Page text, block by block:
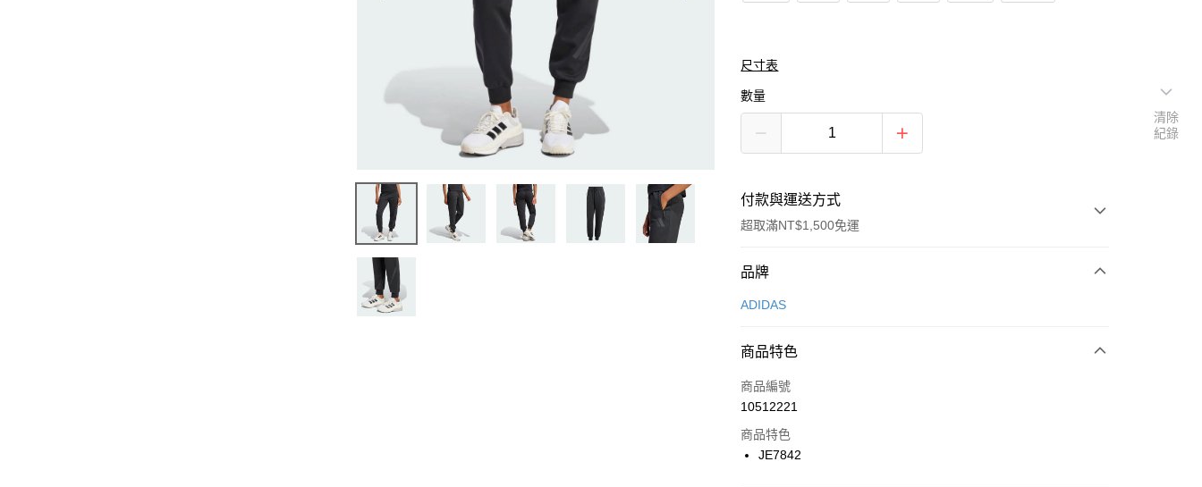
尺寸表
數量
付款與運送方式
超取滿NT$1,500免運
付款方式
信用卡一次付款
合作金庫商業銀行
華南商業銀行
上海商業儲蓄銀行
國泰世華商業銀行
LINE Pay
Apple Pay
品牌
ADIDAS
商品特色
商品編號
10512221
商品特色
JE7842
清除
紀錄